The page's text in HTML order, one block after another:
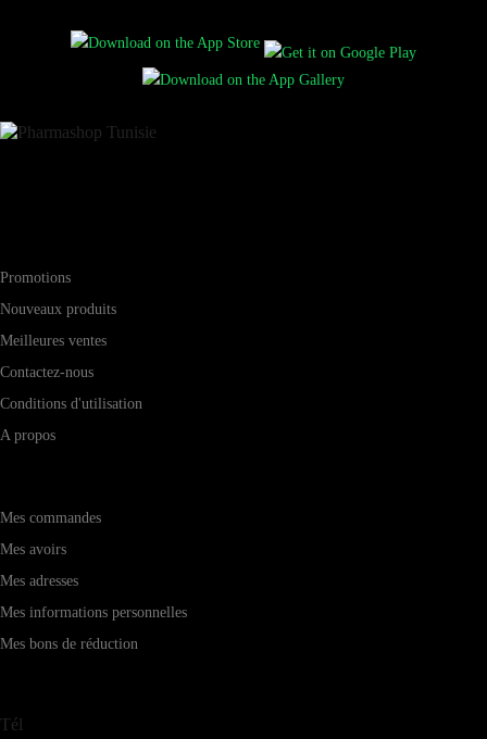
Promotions
Nouveaux produits
Meilleures ventes
Contactez-nous
Conditions d'utilisation
A propos
Mes commandes
Mes avoirs
Mes adresses
Mes informations personnelles
Mes bons de réduction
Tél